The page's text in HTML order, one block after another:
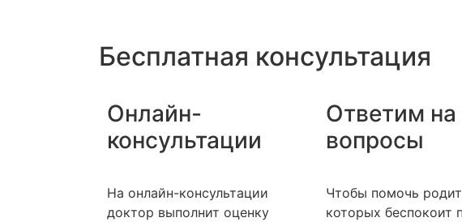
Бесплатная консультация
Онлайн-
консультации
На онлайн-консультации
доктор выполнит оценку
Ответим на
вопросы
Чтобы помочь
которых беспокоит